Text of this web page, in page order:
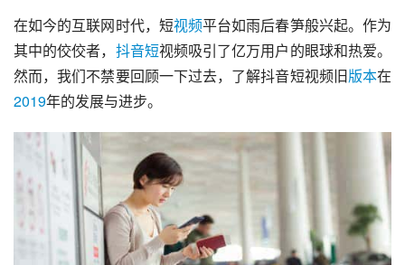
在如今的互联网时代，短视频平台如雨后春笋般兴起。作为
其中的佼佼者， 抖音短视频吸引了亿万用户的眼球和热爱。
然而，我们不禁要回顾一下过去，了解抖音短视频旧版本在
2019年的发展与进步。